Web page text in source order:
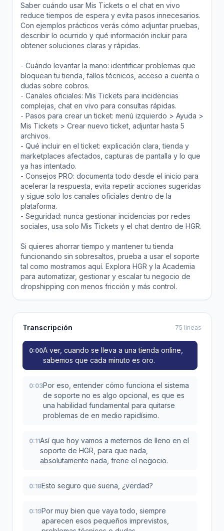
Saber cuándo usar Mis Tickets o el chat en vivo
reduce tiempos de espera y evita pasos innecesarios.
Con ejemplos prácticos verás cómo adjuntar pruebas,
describir lo ocurrido y qué información incluir para
obtener soluciones claras y rápidas.
- Cuándo levantar la mano: identificar problemas que
bloquean tu tienda, fallos técnicos, acceso a cuenta o
dudas sobre cobros.
- Canales oficiales: Mis Tickets para incidencias
complejas, chat en vivo para consultas rápidas.
- Pasos para crear un ticket: menú izquierdo > Ayuda >
Mis Tickets > Crear nuevo ticket, adjuntar hasta 5
archivos.
- Qué incluir en el ticket: explicación clara, tienda y
marketplaces afectados, capturas de pantalla y lo que
ya has intentado.
- Consejos PRO: documenta todo desde el inicio para
acelerar la respuesta, evita repetir acciones sugeridas
y sigue solo los canales oficiales dentro de la
plataforma.
- Seguridad: nunca gestionar incidencias por redes
sociales, usa solo Mis Tickets y el chat dentro de HGR.
Si quieres ahorrar tiempo y mantener tu tienda
funcionando sin sobresaltos, prueba a usar el soporte
tal como mostramos aquí. Explora HGR y la Academia
para automatizar, gestionar y escalar tu negocio de
dropshipping con menos fricción y más control.
Transcripción 75 líneas
0:00A ver, cuando se lleva a una tienda online,
sabemos que cada minuto es oro.
0:03Por eso, entender cómo funciona el sistema
de soporte no es algo opcional, es que es
una habilidad fundamental para quitarse
problemas de en medio rapidísimo.
0:11Así que hoy vamos a meternos de lleno en el
soporte de HGR, para que nada,
absolutamente nada, frene el negocio.
0:18Esto seguro que suena, ¿verdad?
0:19Por muy bien que vaya todo, siempre
aparecen esos pequeños imprevistos,